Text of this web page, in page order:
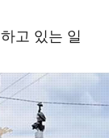
하고 있는 일
국내사업
해외사업